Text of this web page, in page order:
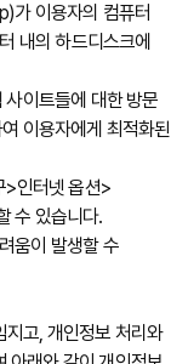
가 이용자의 컴퓨터
내의 하드디스크에
사이트들에 대한 방문
이용자에게 최적화된
>인터넷 옵션>
수 있습니다.
움이 발생할 수
고, 개인정보 처리와